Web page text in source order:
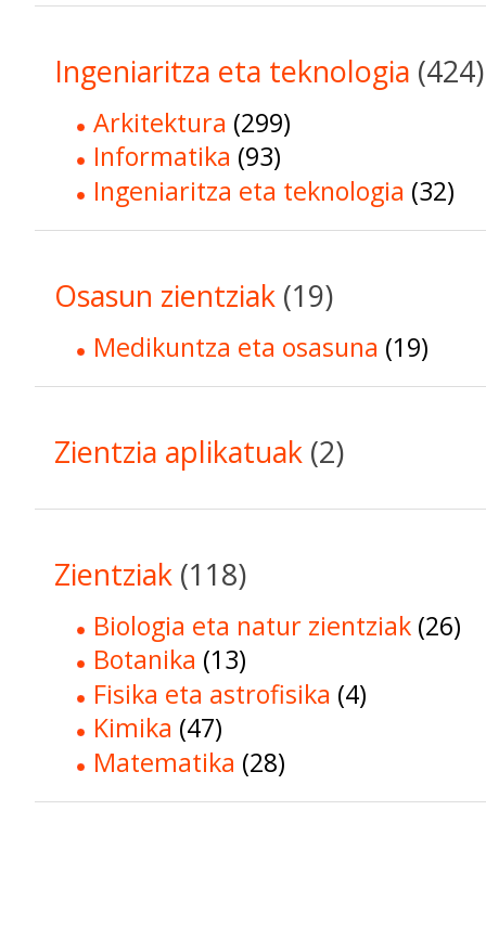
Ingeniaritza eta teknologia (424)
Arkitektura (299)
Informatika (93)
Ingeniaritza eta teknologia (32)
Osasun zientziak (19)
Medikuntza eta osasuna (19)
Zientzia aplikatuak (2)
Zientziak (118)
Biologia eta natur zientziak (26)
Botanika (13)
Fisika eta astrofisika (4)
Kimika (47)
Matematika (28)